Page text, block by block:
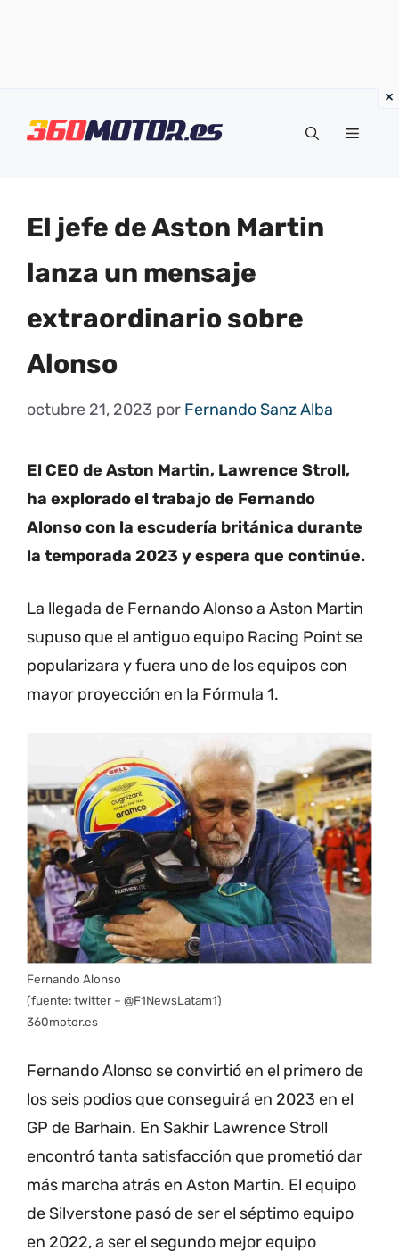
Menú
El jefe de Aston Martin
lanza un mensaje
extraordinario sobre
Alonso
octubre 21, 2023 por Fernando Sanz Alba
El CEO de Aston Martin, Lawrence Stroll,
ha explorado el trabajo de Fernando
Alonso con la escudería británica durante
la temporada 2023 y espera que continúe.
La llegada de Fernando Alonso a Aston Martin
supuso que el antiguo equipo Racing Point se
popularizara y fuera uno de los equipos con
mayor proyección en la Fórmula 1.
Fernando Alonso
(fuente: twitter – @F1NewsLatam1)
360motor.es
Fernando Alonso se convirtió en el primero de
los seis podios que conseguirá en 2023 en el
GP de Barhain. En Sakhir Lawrence Stroll
encontró tanta satisfacción que prometió dar
más marcha atrás en Aston Martin. El equipo
de Silverstone pasó de ser el séptimo equipo
en 2022, a ser el segundo mejor equipo